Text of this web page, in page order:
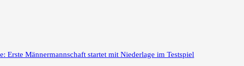
Erste Männermannschaft startet mit Niederlage im Testspiel